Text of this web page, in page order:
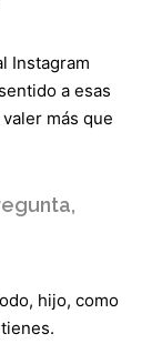
Instagram
a esas
más que
hijo, como